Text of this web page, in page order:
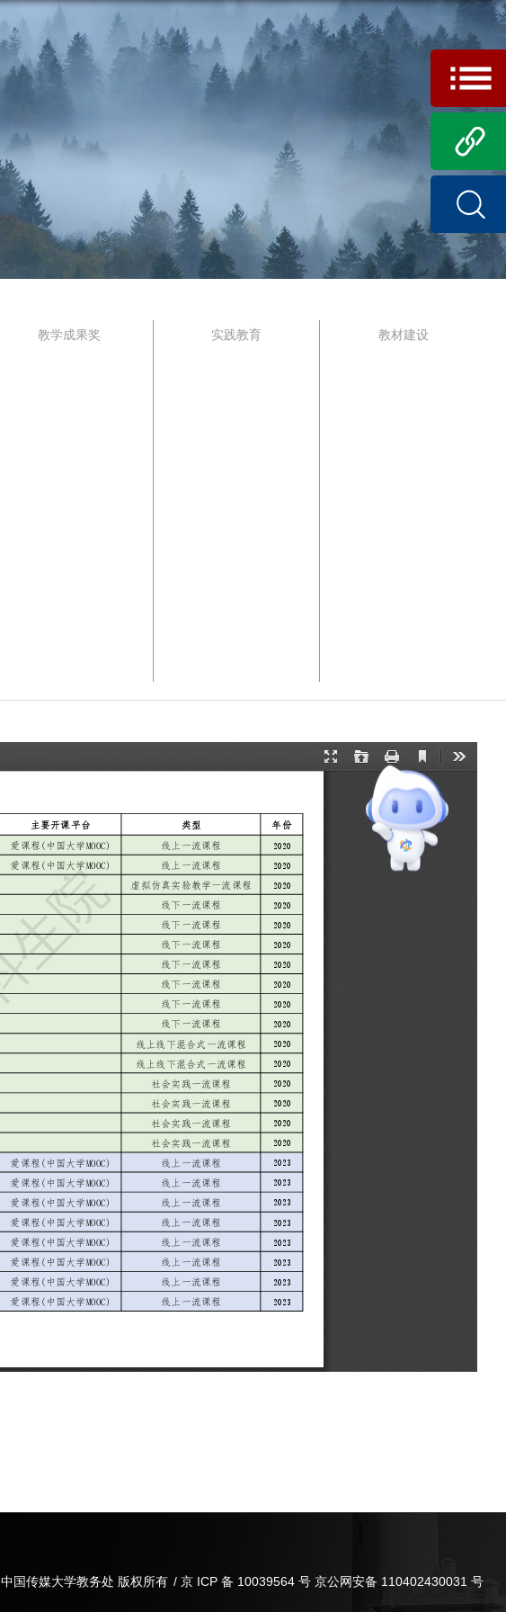
教学成果奖 实践教育 教材建设
中国传媒大学教务处 版权所有 / 京 ICP 备 10039564 号 京公网安备 110402430031 号